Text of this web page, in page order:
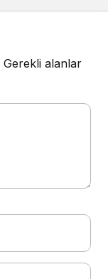
Gerekli alanlar